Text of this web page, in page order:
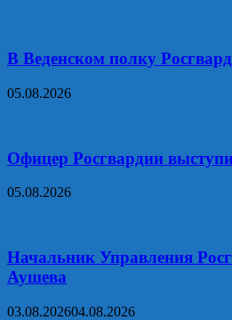
В Веденском полку
05.08.2026
Офицер Росгвардии
05.08.2026
Начальник Управления
Аушева
03.08.202604.08.2026